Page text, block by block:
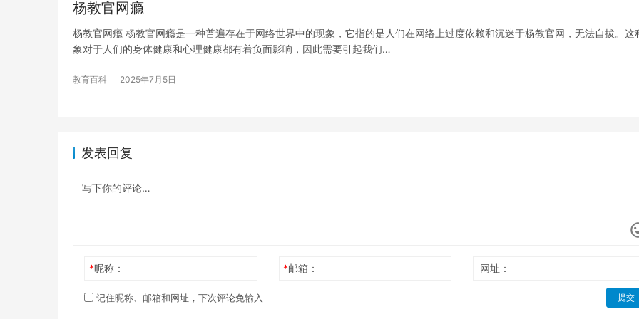
杨教官网瘾
杨教官网瘾 杨教官网瘾是一种普遍存在于网络世界中的现象，它指的是人们在网络上过度依赖和沉迷于杨教官网，无法自拔。这
象对于人们的身体健康和心理健康都有着负面影响，因此需要引起我们…
教育百科 2025年7月5日
发表回复
*昵称： *邮箱： 网址：
记住昵称、邮箱和网址，下次评论免输入 提交